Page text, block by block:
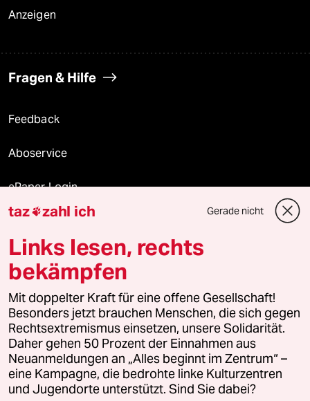
Anzeigen
Fragen & Hilfe
Feedback
Aboservice
ePaper Login
Downloads für Abonnierende
© 2026 taz Verlags und Vertriebs GmbH
Alle Rechte vorbehalten. Bei rechtlichen Fragen oder für Genehmigungen
wenden Sie sich bitte an
lizenzen@taz.de
Feedback Redaktionsstatut Kommune-Richtlinien
Leitlinie Informant Datenschutz Impressum AGB
taz zahl ich Gerade nicht
Links lesen, rechts
bekämpfen
Mit doppelter Kraft für eine offene Gesellschaft!
Besonders jetzt brauchen Menschen, die sich gegen
Rechtsextremismus einsetzen, unsere Solidarität.
Daher gehen 50 Prozent der Einnahmen aus
Neuanmeldungen an „Alles beginnt im Zentrum“ –
eine Kampagne, die bedrohte linke Kulturzentren
und Jugendorte unterstützt. Sind Sie dabei?